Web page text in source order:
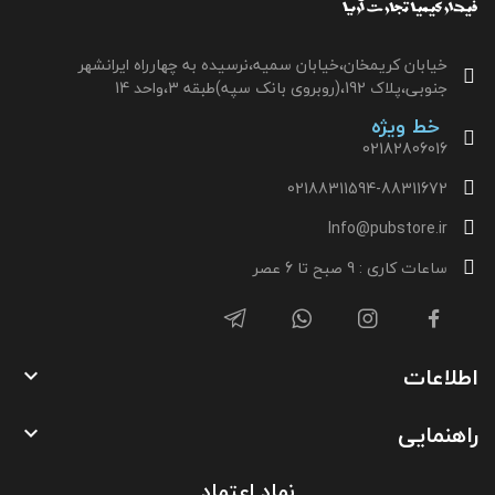
خیابان کریمخان،خیابان سمیه،نرسیده به چهارراه ایرانشهر
جنوبی،پلاک 192،(روبروی بانک سپه)طبقه 3،واحد 14
خط ویژه
02182806016
02188311594-88311672
Info@pubstore.ir
ساعات کاری : 9 صبح تا 6 عصر
اطلاعات 
راهنمایی 